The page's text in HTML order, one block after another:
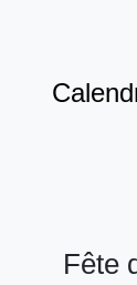
Fête